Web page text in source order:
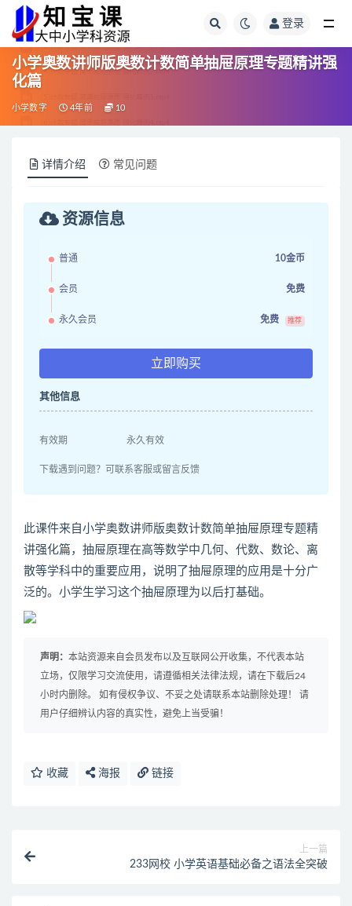
登录
小学奥数讲师版奥数计数简单抽屉原理专题精讲强
化篇
小学数字 4年前 10
详情介绍 常见问题
资源信息
普通 10金币
会员 免费
永久会员 免费 推荐
立即购买
其他信息
有效期 永久有效
下载遇到问题？可联系客服或留言反馈
此课件来自小学奥数讲师版奥数计数简单抽屉原理专题精
讲强化篇，抽屉原理在高等数学中几何、代数、数论、离
散等学科中的重要应用，说明了抽屉原理的应用是十分广
泛的。小学生学习这个抽屉原理为以后打基础。
声明： 本站资源来自会员发布以及互联网公开收集，不代表本站
立场，仅限学习交流使用，请遵循相关法律法规，请在下载后24
小时内删除。 如有侵权争议、不妥之处请联系本站删除处理！ 请
用户仔细辨认内容的真实性，避免上当受骗！
收藏 海报 链接
上一篇
233网校 小学英语基础必备之语法全突破
全部